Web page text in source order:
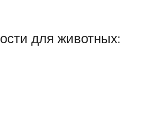
для животных: